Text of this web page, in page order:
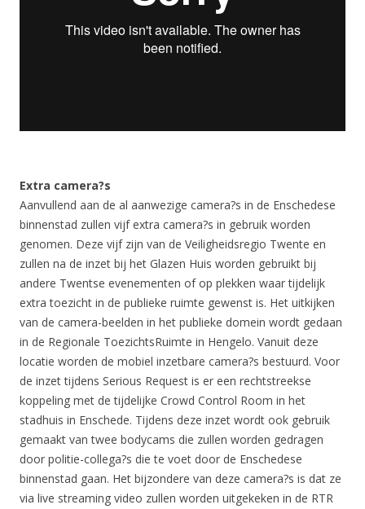
Extra camera?s
Aanvullend aan de al aanwezige camera?s in de Enschedese
binnenstad zullen vijf extra camera?s in gebruik worden
genomen. Deze vijf zijn van de Veiligheidsregio Twente en
zullen na de inzet bij het Glazen Huis worden gebruikt bij
andere Twentse evenementen of op plekken waar tijdelijk
extra toezicht in de publieke ruimte gewenst is. Het uitkijken
van de camera-beelden in het publieke domein wordt gedaan
in de Regionale ToezichtsRuimte in Hengelo. Vanuit deze
locatie worden de mobiel inzetbare camera?s bestuurd. Voor
de inzet tijdens Serious Request is er een rechtstreekse
koppeling met de tijdelijke Crowd Control Room in het
stadhuis in Enschede. Tijdens deze inzet wordt ook gebruik
gemaakt van twee bodycams die zullen worden gedragen
door politie-collega?s die te voet door de Enschedese
binnenstad gaan. Het bijzondere van deze camera?s is dat ze
via live streaming video zullen worden uitgekeken in de RTR